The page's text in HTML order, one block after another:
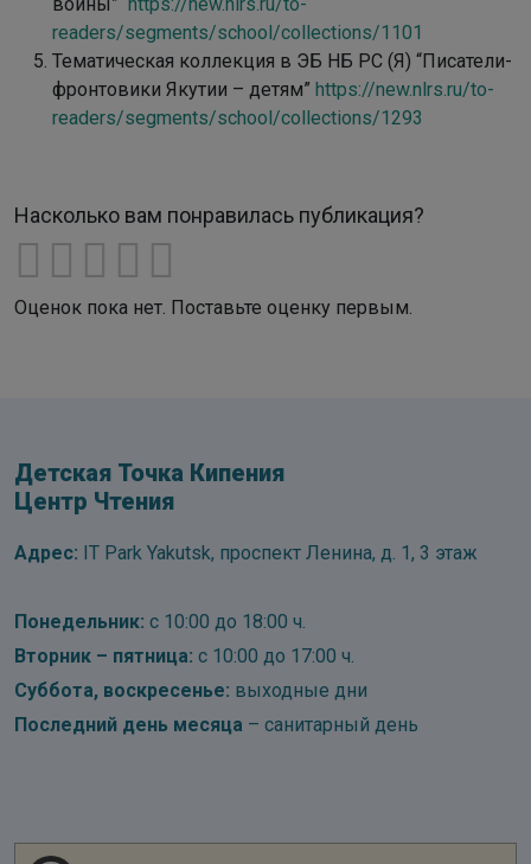
readers/segments/school/collections/1101
Тематическая коллекция в ЭБ НБ РС (Я) “Писатели-
фронтовики Якутии – детям” https://new.nlrs.ru/to-
readers/segments/school/collections/1293
Насколько вам понравилась публикация?
Оценок пока нет. Поставьте оценку первым.
Детская Точка Кипения
Центр Чтения
Адрес: IT Park Yakutsk, проспект Ленина, д. 1, 3 этаж
Понедельник: с 10:00 до 18:00 ч.
Вторник – пятница: с 10:00 до 17:00 ч.
Суббота, воскресенье: выходные дни
Последний день месяца – санитарный день